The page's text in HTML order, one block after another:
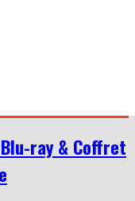
ray & Coffret